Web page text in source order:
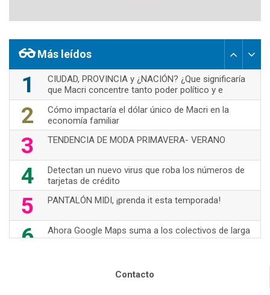
Más leídos
1
CIUDAD, PROVINCIA y ¿NACIÓN? ¿Que significaría
que Macri concentre tanto poder político y e
2
Cómo impactaría el dólar único de Macri en la
economía familiar
3 TENDENCIA DE MODA PRIMAVERA- VERANO
4
Detectan un nuevo virus que roba los números de
tarjetas de crédito
5 PANTALÓN MIDI, ¡prenda it esta temporada!
6
Ahora Google Maps suma a los colectivos de larga
distancia
Contacto